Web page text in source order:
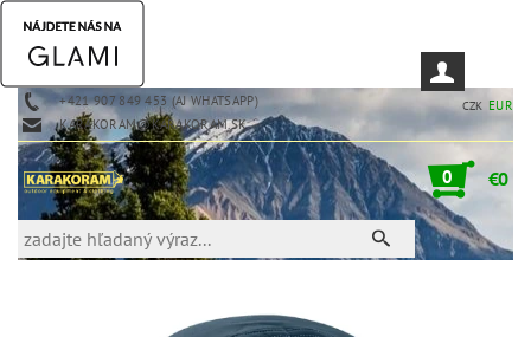
+421 907 849 453 (AJ WHATSAPP)
KARAKORAM@KARAKORAM.SK
CZK EUR
0 €0